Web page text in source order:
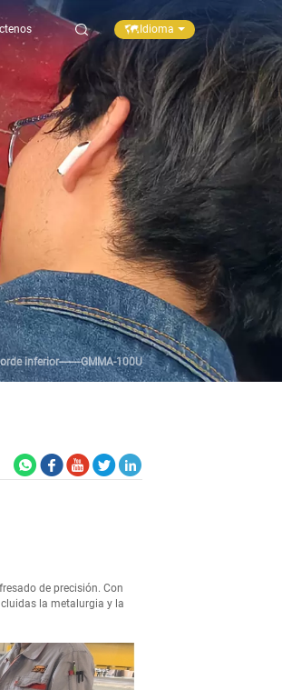
Idioma
inferior--------GMMA-100U
de precisión. Con
la metalurgia y la